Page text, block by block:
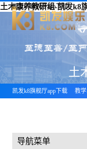
土木康养教研组-凯发k8
凯发k8旗舰厅app下载
土
凯发k8旗舰厅app下载 教
导航菜单